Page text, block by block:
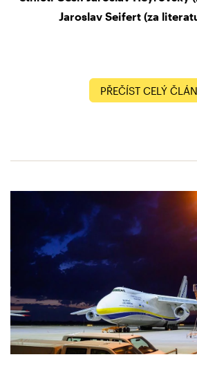
Jaroslav Seifert (za
PŘEČÍST CELÝ